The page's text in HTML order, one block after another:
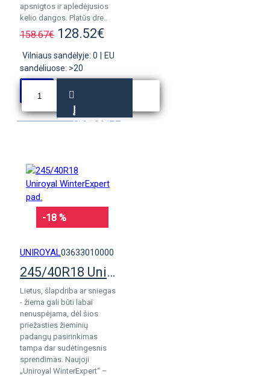
apsnigtos ir apledėjusios
kelio dangos. Platūs dre..
158.67€ 128.52€
Vilniaus sandėlyje: 0
EU
sandėliuose: >20
Į
KREPŠELĮ
-18 %
UNIROYAL03633010000
245/40R18 Uniroyal WinterExpert pad.
Lietus, šlapdriba ar sniegas
- žiema gali būti labai
nenuspėjama, dėl šios
priežasties žieminių
padangų pasirinkimas
tampa dar sudėtingesnis
sprendimas. Naujoji
„Uniroyal WinterExpert“ –